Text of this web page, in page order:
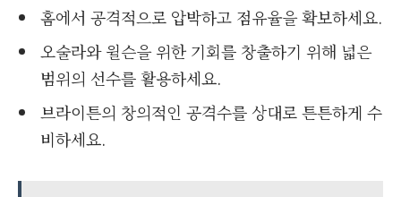
홈에서 공격적으로 압박하고 점유율을 확보하세요.
오술라와 윌슨을 위한 기회를 창출하기 위해 넓은
범위의 선수를 활용하세요.
브라이튼의 창의적인 공격수를 상대로 튼튼하게 수
비하세요.